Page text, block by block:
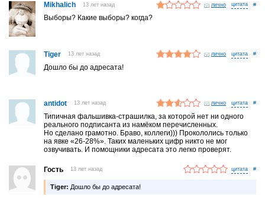
Mikhalich 13 лет назад лично #
Выборы? Какие выборы? когда?
Tiger 13 лет назад лично #
Дошло бы до адресата!
antidot 13 лет назад лично #
Типичная фальшивка-страшилка, за которой нет ни одного
реального подписанта из намёком перечисленных.
Но сделано грамотно. Браво, коллеги))) Прокололись только
на явке «26-28%». Таких маленьких цифр никто не мог
озвучивать. И помощники адресата это легко проверят.
Гость 13 лет назад #
Tiger: Дошло бы до адресата!